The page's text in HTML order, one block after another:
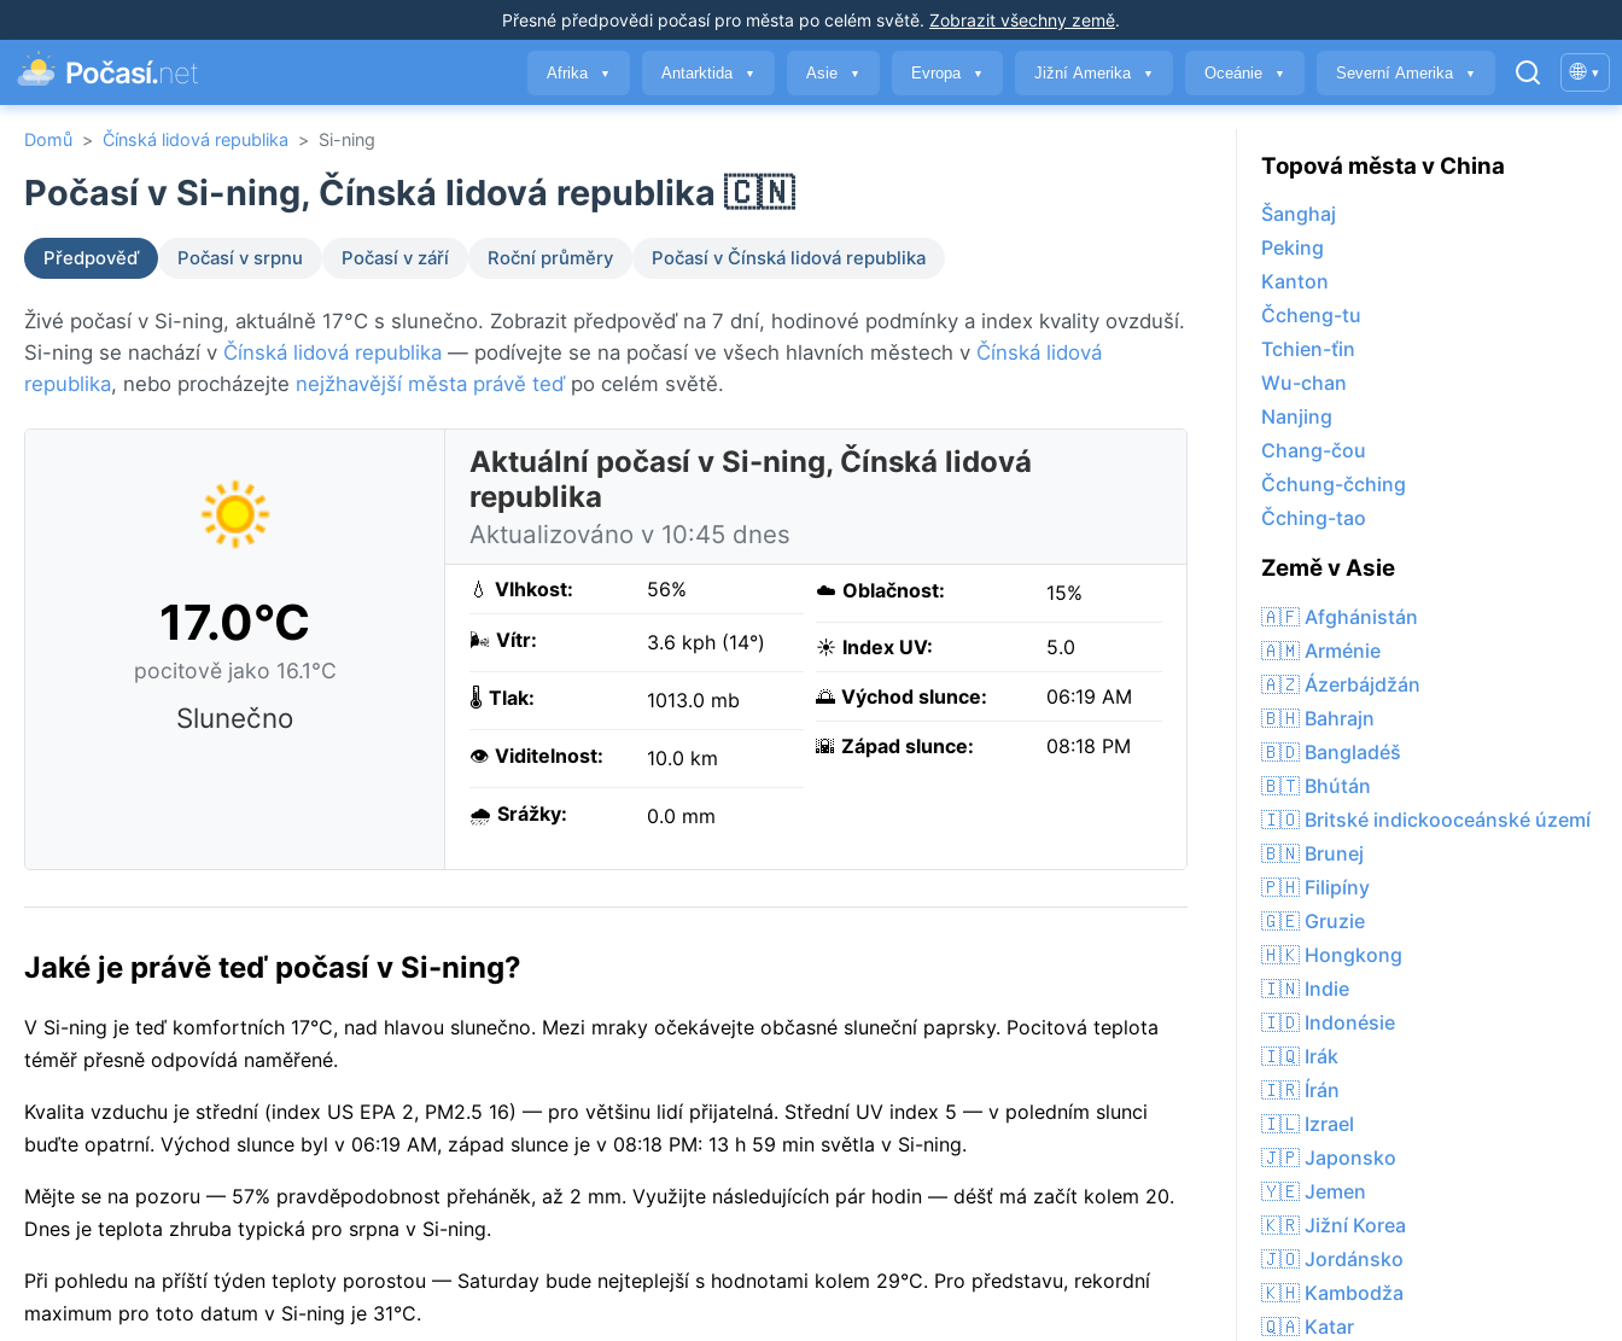
Přesné předpovědi počasípro města po celém světě. Zobrazit všechny země.
Počasí.net Afrika ▼ Antarktida ▼ Asie ▼ Evropa ▼ Jižní Amerika ▼ Oceánie ▼ Severní Amerika ▼ 🌐 ▾
Domů > Čínská lidová republika > Si-ning
Počasí v Si-ning, Čínská lidová republika 🇨🇳
Předpověď Počasí v srpnu Počasí v září Roční průměry Počasí v Čínská lidová republika
Živé počasí v Si-ning, aktuálně 17°C s slunečno. Zobrazit předpověď na 7 dní, hodinové podmínky a index kvality ovzduší.
Si-ning se nachází v Čínská lidová republika — podívejte se na počasí ve všech hlavních městech v Čínská lidová
republika, nebo procházejte nejžhavější města právě teďpo celém světě.
17.0°C
pocitově jako 16.1°C
Slunečno
Aktuální počasí v Si-ning, Čínská lidová
republika
Aktualizováno v 10:45 dnes
💧 Vlhkost: 56%
🌬️ Vítr: 3.6 kph (14°)
🌡️ Tlak: 1013.0 mb
👁️ Viditelnost: 10.0 km
🌧️ Srážky: 0.0 mm
☁️ Oblačnost: 15%
☀️ Index UV: 5.0
🌅 Východ slunce: 06:19 AM
🌇 Západ slunce: 08:18 PM
Jaké je právě teď počasí v Si-ning?
V Si-ning je teď komfortních 17°C, nad hlavou slunečno. Mezi mraky očekávejte občasné sluneční paprsky. Pocitová teplota
téměř přesně odpovídá naměřené.
Kvalita vzduchu je střední (index US EPA 2, PM2.5 16) — pro většinu lidí přijatelná. Střední UV index 5 — v poledním slunci
buďte opatrní. Východ slunce byl v 06:19 AM, západ slunce je v 08:18 PM: 13 h 59 min světla v Si-ning.
Mějte se na pozoru — 57% pravděpodobnost přeháněk, až 2 mm. Využijte následujících pár hodin — déšť má začít kolem 20.
Dnes je teplota zhruba typická pro srpna v Si-ning.
Při pohledu na příští týden teploty porostou — Saturday bude nejteplejší s hodnotami kolem 29°C. Pro představu, rekordní
maximum pro toto datum v Si-ning je 31°C.
Topová města v China
Šanghaj
Peking
Kanton
Čcheng-tu
Tchien-ťin
Wu-chan
Nanjing
Chang-čou
Čchung-čching
Čching-tao
Země v Asie
🇦🇫 Afghánistán
🇦🇲 Arménie
🇦🇿 Ázerbájdžán
🇧🇭 Bahrajn
🇧🇩 Bangladéš
🇧🇹 Bhútán
🇮🇴 Britské indickooceánské území
🇧🇳 Brunej
🇵🇭 Filipíny
🇬🇪 Gruzie
🇭🇰 Hongkong
🇮🇳 Indie
🇮🇩 Indonésie
🇮🇶 Irák
🇮🇷 Írán
🇮🇱 Izrael
🇯🇵 Japonsko
🇾🇪 Jemen
🇰🇷 Jižní Korea
🇯🇴 Jordánsko
🇰🇭 Kambodža
🇶🇦 Katar